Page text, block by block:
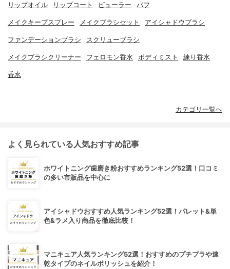
リップオイル リップコート ビューラー パフ
メイクキープスプレー メイクブラシセット アイシャドウブラシ
ファンデーションブラシ スクリューブラシ
メイクブラシクリーナー フェロモン香水 ボディミスト 練り香水
香水
カテゴリ一覧へ
よく見られている人気おすすめ記事
ホワイトニング歯磨き粉おすすめランキング52選！口コミ
の多い市販品を中心に
アイシャドウおすすめ人気ランキング52選！パレット&単
色&ラメ入り商品を徹底比較！
マニキュア人気ランキング52選！おすすめのプチプラや速
乾タイプのネイルポリッシュを紹介！